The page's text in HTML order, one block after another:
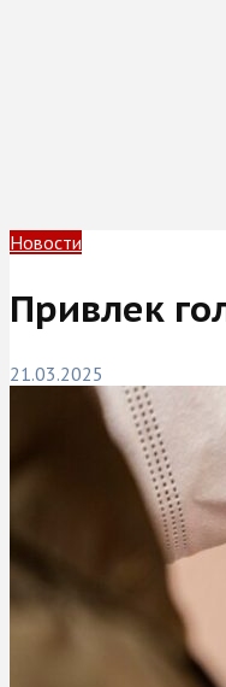
Новости
Привлек
21.03.2025